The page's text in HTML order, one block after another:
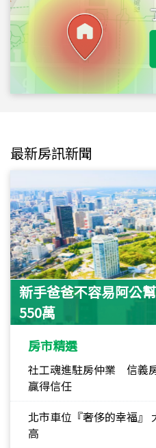
最新房訊新聞
新手爸爸不容易阿公
550萬
房市精選
社工魂進駐房仲業 信義
贏得信任
北市車位『奢侈的幸福』
高